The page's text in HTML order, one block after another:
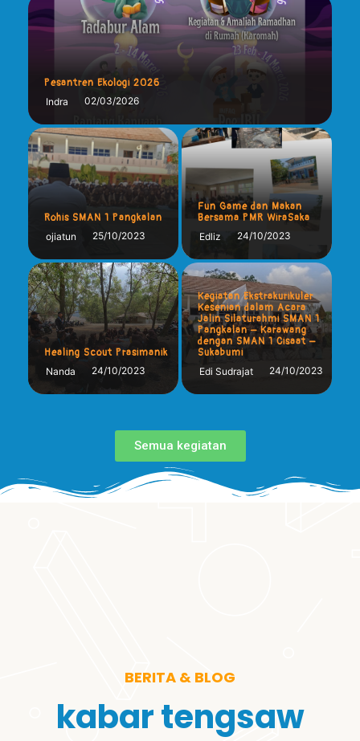
Pesantren Ekologi 2026
Indra
02/03/2026
Rohis SMAN 1 Pangkalan
ojiatun
25/10/2023
Fun Game dan Makan
Bersama PMR WiraSaka
Edliz
24/10/2023
Healing Scout Prasimanik
Nanda
24/10/2023
Kegiatan Ekstrakurikuler
Kesenian dalam Acara
Jalin Silaturahmi SMAN 1
Pangkalan – Karawang
dengan SMAN 1 Cisaat –
Sukabumi
Edi Sudrajat
24/10/2023
Semua kegiatan
BERITA & BLOG
kabar tengsaw